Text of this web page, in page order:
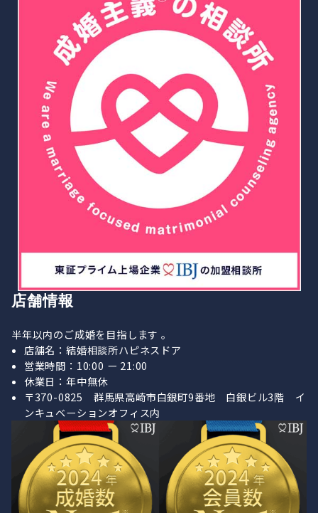
店舗情報
半年以内のご成婚を目指します 。
店舗名：結婚相談所ハピネスドア
営業時間：10:00 ー 21:00
休業日：年中無休
〒370-0825 群馬県高崎市白銀町9番地 白銀ビル3階 イ
ンキュベーションオフィス内